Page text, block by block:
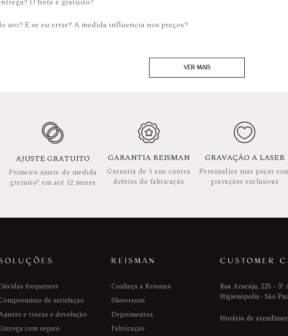
aro? E se eu errar? A medida influencia nos preços?
VER MAIS
AJUSTE GRATUITO
Primeiro ajuste de medida
gratuito* em até 12 meses
GARANTIA REISMAN
Garantia de 1 ano contra
defeito de fabricação
GRAVAÇÃO A LASER
Personalize suas peças
gravações exclusivas
frequentes
de satisfação
e trocas e devolução
com seguro
REISMAN
Conheça a Reisman
Showroom
Depoimentos
Fabricação
CUSTOMER
Rua Aracaju, 225 - 3º
Higienópolis · São
Horário de